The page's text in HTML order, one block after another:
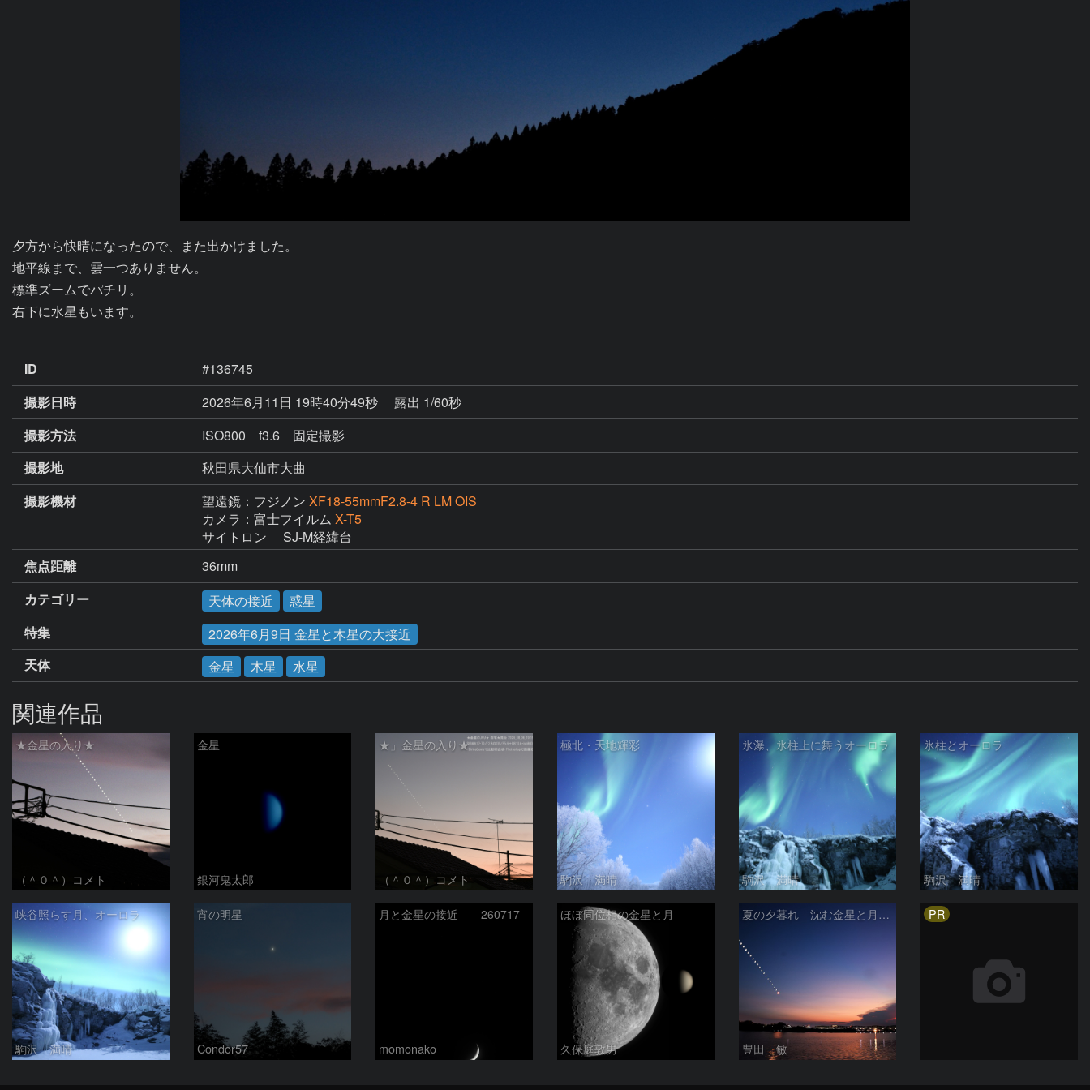
夕方から快晴になったので、また出かけました。
地平線まで、雲一つありません。
標準ズームでパチリ。
右下に水星もいます。
ID
#136745
撮影日時
2026年6月11日 19時40分49秒
露出 1/60秒
撮影方法
ISO800 f3.6 固定撮影
撮影地
秋田県大仙市大曲
撮影機材
望遠鏡：フジノン XF18-55mmF2.8-4 R LM OIS
カメラ：富士フイルム X-T5
サイトロン　 SJ-M経緯台
焦点距離
36mm
カテゴリー
天体の接近
惑星
特集
2026年6月9日 金星と木星の大接近
天体
金星 木星 水星
関連作品
★金星の入り★
（＾０＾）コメト
金星
銀河鬼太郎
★」金星の入り★
（＾０＾）コメト
極北・天地輝彩
駒沢 満晴
氷瀑、氷柱上に舞うオーロラ
駒沢 満晴
氷柱とオーロラ
駒沢 満晴
峡谷照らす月、オーロラ
駒沢 満晴
宵の明星
Condor57
月と金星の接近 260717
momonako
ほぼ同位相の金星と月
久保庭敦男
夏の夕暮れ 沈む金星と月 2026/7/20
豊田 敏
PR